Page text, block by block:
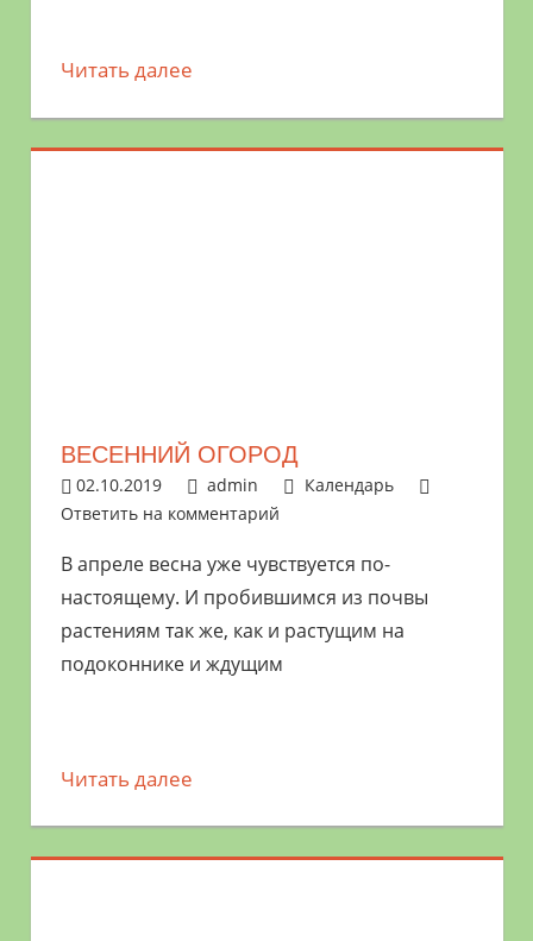
Читать далее
ВЕСЕННИЙ ОГОРОД
02.10.2019 admin
Календарь
Ответить на комментарий
В апреле весна уже чувствуется по-
настоящему. И пробившимся из почвы
растениям так же, как и растущим на
подоконнике и ждущим
Читать далее